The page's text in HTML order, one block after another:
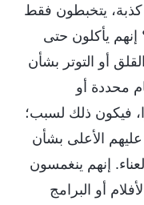
كذبة، يتخبطون فقط
يأكلون حتى
أو التوتر بشأن
محددة أو
فيكون ذلك لسبب؛
الأعلى بشأن
إنهم ينغمسون
أو البرامج